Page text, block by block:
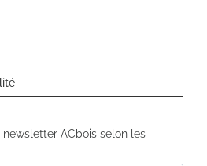
newsletter ACbois selon les